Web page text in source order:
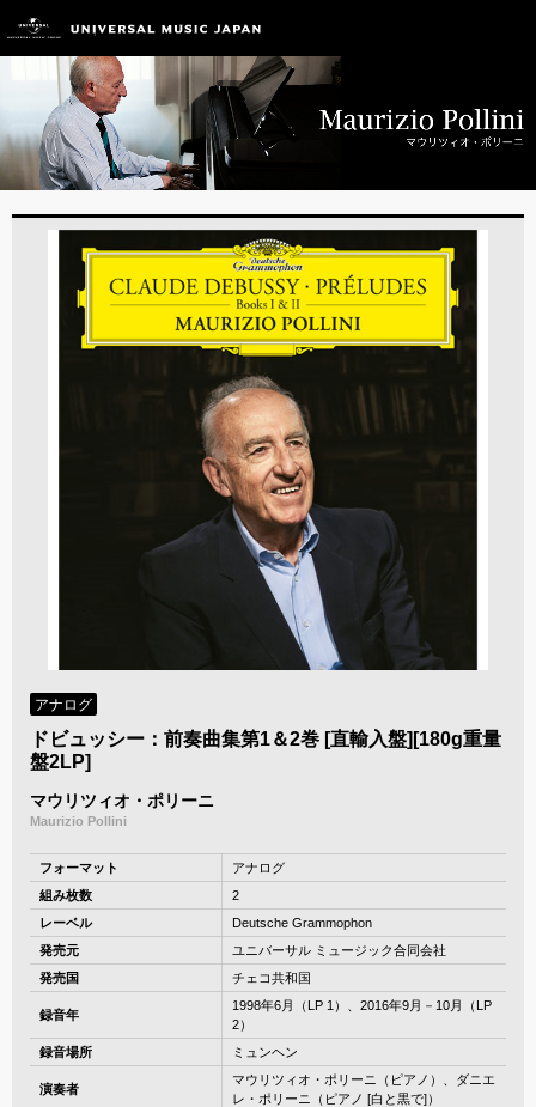
アナログ
ドビュッシー：前奏曲集第1＆2巻 [直輸入盤][180g重量
盤2LP]
マウリツィオ・ポリーニ
Maurizio Pollini
フォーマット
アナログ
組み枚数
2
レーベル
Deutsche Grammophon
発売元
ユニバーサル ミュージック合同会社
発売国
チェコ共和国
録音年
1998年6月（LP 1）、2016年9月－10月（LP
2）
録音場所
ミュンヘン
演奏者
マウリツィオ・ポリーニ（ピアノ）、ダニエ
レ・ポリーニ（ピアノ [白と黒で]）